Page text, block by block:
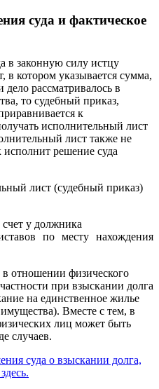
суда и фактическое
в законную силу истцу
в котором указывается сумма,
рассматривалось в
то судебный приказ,
к
исполнительный лист
лист также не
решение суда
лист (судебный приказ)
у должника
по месту нахождения
отношении физического
при взыскании долга
на единственное жилье
Вместе с тем, в
лиц может быть
случаев.
суда о взыскании долга,